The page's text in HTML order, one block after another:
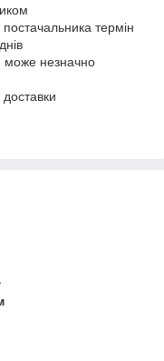
постачальника термін
може незначно